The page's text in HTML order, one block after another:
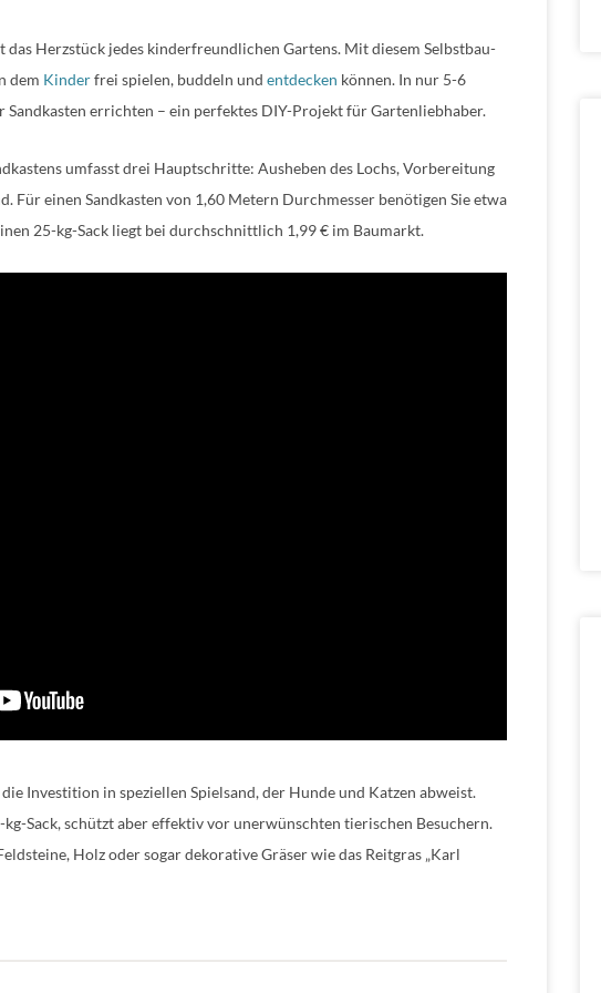
das Herzstück jedes kinderfreundlichen Gartens. Mit diesem Selbstbau-
dem Kinderfrei spielen, buddeln und entdecken können. In nur 5-6
Sandkasten errichten – ein perfektes DIY-Projekt für Gartenliebhaber.
umfasst drei Hauptschritte: Ausheben des Lochs, Vorbereitung
Für einen Sandkasten von 1,60 Metern Durchmesser benötigen Sie etwa
25-kg-Sack liegt bei durchschnittlich 1,99 € im Baumarkt.
Investition in speziellen Spielsand, der Hunde und Katzen abweist.
Sack, schützt aber effektiv vor unerwünschten tierischen Besuchern.
Holz oder sogar dekorative Gräser wie das Reitgras „Karl